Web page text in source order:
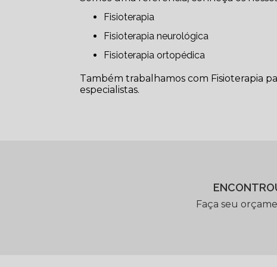
Fisioterapia
Fisioterapia neurológica
Fisioterapia ortopédica
Também trabalhamos com Fisioterapia
especialistas.
Faça seu